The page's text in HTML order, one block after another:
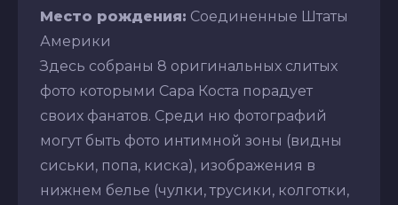
Место рождения: Соединенные Штаты
Америки
Здесь собраны 8 оригинальных слитых
фото которыми Сара Коста порадует
своих фанатов. Среди ню фотографий
могут быть фото интимной зоны (видны
сиськи, попа, киска), изображения в
нижнем белье (чулки, трусики, колготки,